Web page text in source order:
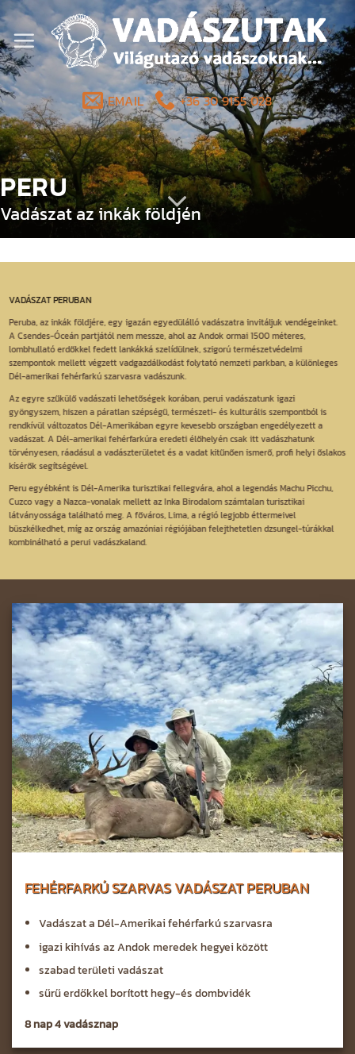
Skip
to
content
EMAIL +36 30 9155 028
PERU
Vadászat az inkák földjén
VADÁSZAT PERUBAN
Peruba, az inkák földjére, egy igazán egyedülálló vadászatra invitáljuk vendégeinket.
A Csendes-Óceán partjától nem messze, ahol az Andok ormai 1500 méteres,
lombhullató erdőkkel fedett lankákká szelídülnek, szigorú természetvédelmi
szempontok mellett végzett vadgazdálkodást folytató nemzeti parkban, a különleges
Dél-amerikai fehérfarkú szarvasra vadászunk.
Az egyre szűkülő vadászati lehetőségek korában, perui vadászatunk igazi
gyöngyszem, hiszen a páratlan szépségű, természeti- és kulturális szempontból is
rendkívül változatos Dél-Amerikában egyre kevesebb országban engedélyezett a
vadászat. A Dél-amerikai fehérfarkúra eredeti élőhelyén csak itt vadászhatunk
törvényesen, ráadásul a vadászterületet és a vadat kitűnően ismerő, profi helyi őslakos
kísérők segítségével.
Peru egyébként is Dél-Amerika turisztikai fellegvára, ahol a legendás Machu Picchu,
Cuzco vagy a Nazca-vonalak mellett az Inka Birodalom számtalan turisztikai
látványossága található meg. A főváros, Lima, a régió legjobb éttermeivel
büszkélkedhet, míg az ország amazóniai régiójában felejthetetlen dzsungel-túrákkal
kombinálható a perui vadászkaland.
FEHÉRFARKÚ SZARVAS VADÁSZAT PERUBAN
Vadászat a Dél-Amerikai fehérfarkú szarvasra
igazi kihívás az Andok meredek hegyei között
szabad területi vadászat
sűrű erdőkkel borított hegy-és dombvidék
8 nap 4 vadásznap